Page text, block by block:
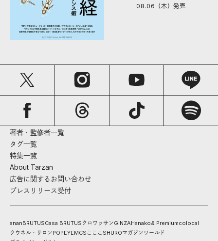
08.06（木）発売
著者・監修者一覧
タグ一覧
特集一覧
About Tarzan
広告に関するお問い合わせ
プレスリリース受付
ananBRUTUSCasa BRUTUS クロワッサンGINZAHanako& Premiumcolocal
クウネル・サロンPOPEYEMCS こここ SHUROマガジンワールド